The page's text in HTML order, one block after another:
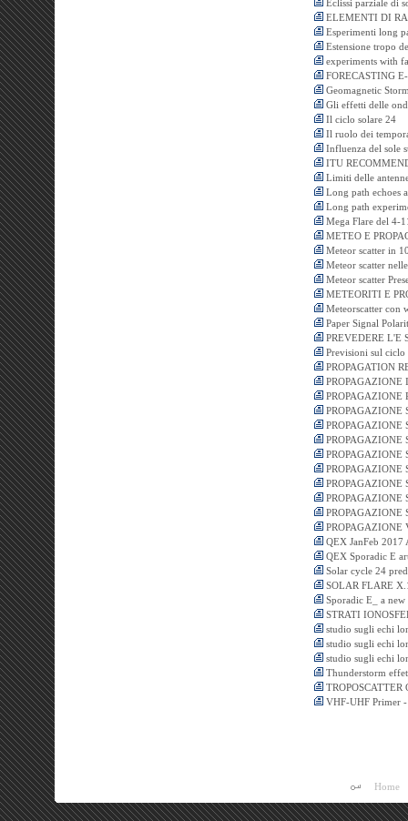
Eclissi parziale di
ELEMENTI DI
Esperimenti long
Estensione tropo
experiments with
FORECASTING
Geomagnetic
Gli effetti delle
Il ciclo solare 24
Il ruolo dei
Influenza del sole
ITU
Limiti delle
Long path echoes
Long path
Mega Flare del 4-
METEO E
Meteor scatter in
Meteor scatter
Meteor scatter
METEORITI E
Meteorscatter con
Paper Signal
PREVEDERE L'E
Previsioni sul ciclo
PROPAGATION
PROPAGAZIONE
PROPAGAZIONE
PROPAGAZIONE
PROPAGAZIONE
PROPAGAZIONE
PROPAGAZIONE
PROPAGAZIONE
PROPAGAZIONE
PROPAGAZIONE
QEX JanFeb
QEX Sporadic E
Solar cycle 24
SOLAR FLARE
Sporadic E_ a
STRATI
studio sugli echi
studio sugli echi
studio sugli echi
Thunderstorm
TROPOSCATTER
VHF-UHF Primer
Home